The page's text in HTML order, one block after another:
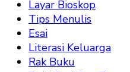
Layar Bioskop
Tips Menulis
Esai
Literasi Keluarga
Rak Buku